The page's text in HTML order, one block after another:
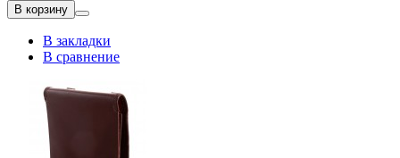
В корзину
В закладки
В сравнение